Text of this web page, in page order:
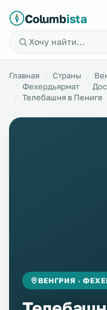
Columbista
Главная Страны
Фехердьярмат
Телебашня в Пениге
ВЕНГРИЯ ·